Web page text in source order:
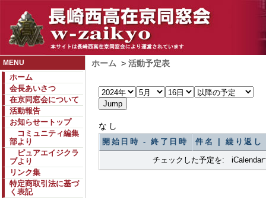
MENU
ホーム
会長あいさつ
在京同窓会について
活動報告
お知らせートップ
コミュニティ編集
部より
ピュアエイジクラ
ブより
リンク集
特定商取引法に基づ
く表記
ホーム > 活動予定表
なし
開始日時 - 終了日時 件名 | 繰り返
チェックした予定を: iCalendar